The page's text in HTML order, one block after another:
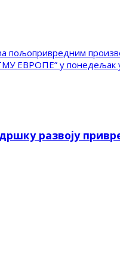
пољопривредним
ЕВРОПЕ” у понедељак
развоју